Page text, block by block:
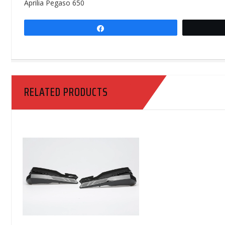
Aprilia Pegaso 650
RELATED PRODUCTS